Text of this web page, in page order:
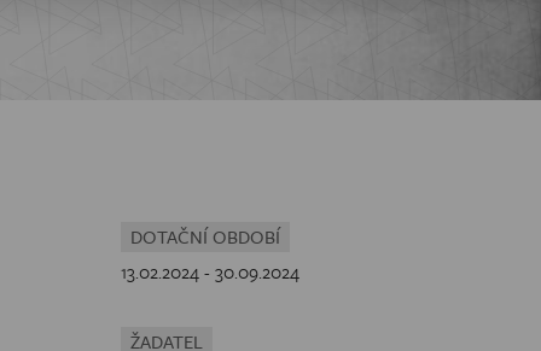
DOTAČNÍ OBDOBÍ
13.02.2024 - 30.09.2024
ŽADATEL